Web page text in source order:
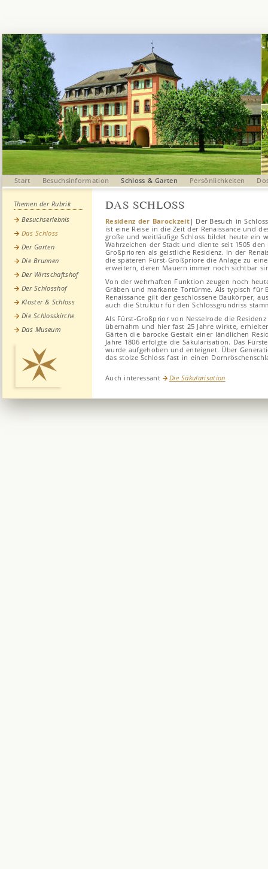
Start Besuchsinformation Schloss & Garten Persönlichkeiten
Themen der Rubrik
Besuchserlebnis
Das Schloss
Der Garten
Die Brunnen
Der Wirtschaftshof
Der Schlosshof
Kloster & Schloss
Die Schlosskirche
Das Museum
DAS SCHLOSS
Residenz der Barockzeit| Der Besuch in
ist eine Reise in die Zeit der Renaissance und
große und weitläufige Schloss bildet heute ein
Wahrzeichen der Stadt und diente seit 1505
Großprioren als geistliche Residenz. In der
die späteren Fürst-Großpriore die Anlage zu
erweitern, deren Mauern immer noch sichtbar
Von der wehrhaften Funktion zeugen noch
Gräben und markante Tortürme. Als typisch für
Renaissance gilt der geschlossene Baukörper,
auch die Struktur für den Schlossgrundriss
Als Fürst-Großprior von Nesselrode die Residenz
übernahm und hier fast 25 Jahre wirkte,
Gärten die barocke Gestalt einer ländlichen
Jahre 1806 erfolgte die Säkularisation. Das
wurde aufgehoben und enteignet. Über
das stolze Schloss fast in einen
Auch interessant Die Säkularisation